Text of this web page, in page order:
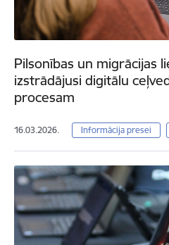
Pilsonības un migrācijas
izstrādājusi digitālu
procesam
16.03.2026. Informācija presei